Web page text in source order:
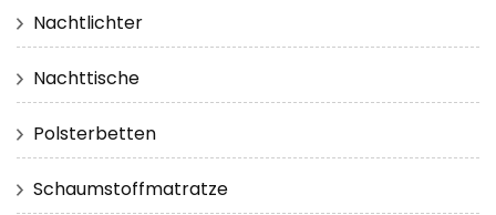
Nachtlichter
Nachttische
Polsterbetten
Schaumstoffmatratze